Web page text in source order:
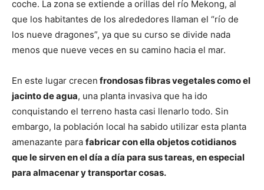
coche. La zona se extiende a orillas del río Mekong, al
que los habitantes de los alrededores llaman el “río de
los nueve dragones”, ya que su curso se divide nada
menos que nueve veces en su camino hacia el mar.
En este lugar crecen frondosas fibras vegetales como el
jacinto de agua, una planta invasiva que ha ido
conquistando el terreno hasta casi llenarlo todo. Sin
embargo, la población local ha sabido utilizar esta planta
amenazante para fabricar con ella objetos cotidianos
que le sirven en el día a día para sus tareas, en especial
para almacenar y transportar cosas.